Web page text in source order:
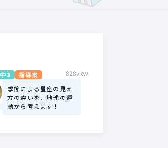
中3 指導案 828view
季節による星座の見え
方の違いを、地球の運
動から考えます！